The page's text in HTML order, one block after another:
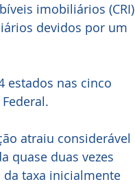
imobiliários (CRI)
devidos por um
estados nas cinco
atraiu considerável
quase duas vezes
taxa inicialmente